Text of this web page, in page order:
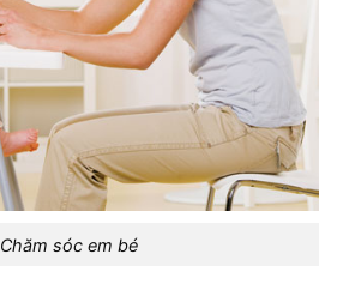
Chăm sóc em bé